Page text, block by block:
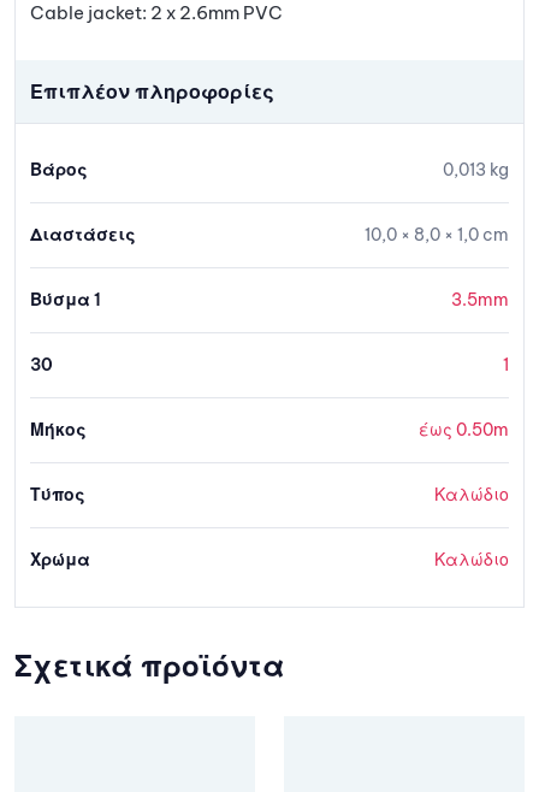
Cable jacket: 2 x 2.6mm PVC
Επιπλέον πληροφορίες
Βάρος 0,013 kg
Διαστάσεις 10,0 × 8,0 × 1,0 cm
Βύσμα 1 3.5mm
30 1
Μήκος έως 0.50m
Τύπος Καλώδιο
Χρώμα Καλώδιο
Σχετικά προϊόντα